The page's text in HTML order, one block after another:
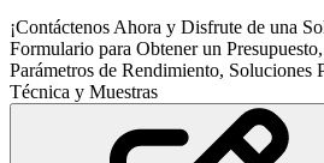
¡Contáctenos Ahora y Disfrute de una
Formulario para Obtener un
Parámetros de Rendimiento, Soluciones
Técnica y Muestras